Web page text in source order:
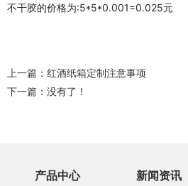
不干胶的价格为:5*5*0.001=0.025元
上一篇： 红酒纸箱定制注意事项
下一篇：没有了！
产品中心 新闻资讯